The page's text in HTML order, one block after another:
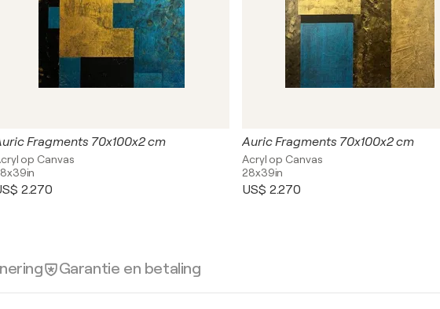
Fragments 70x100x2 cm
op Canvas
2.270
Auric Fragments 70x100x2 cm
Acryl op Canvas
28x39in
US$ 2.270
Garantie en betaling